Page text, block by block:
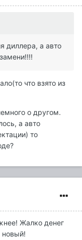
диллера, а авто
что взято из
о другом.
а авто
то
Жалко денег
новый!